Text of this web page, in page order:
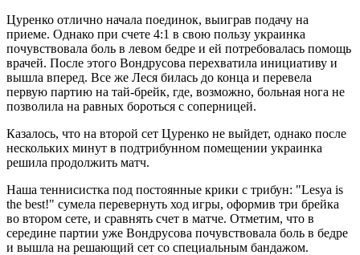
Цуренко отлично начала поединок, выиграв подачу на
приеме. Однако при счете 4:1 в свою пользу украинка
почувствовала боль в левом бедре и ей потребовалась помощь
врачей. После этого Вондрусова перехватила инициативу и
вышла вперед. Все же Леся билась до конца и перевела
первую партию на тай-брейк, где, возможно, больная нога не
позволила на равных бороться с соперницей.
Казалось, что на второй сет Цуренко не выйдет, однако после
нескольких минут в подтрибунном помещении украинка
решила продолжить матч.
Наша теннисистка под постоянные крики с трибун: "Lesya is
the best!" сумела перевернуть ход игры, оформив три брейка
во втором сете, и сравнять счет в матче. Отметим, что в
середине партии уже Вондрусова почувствовала боль в бедре
и вышла на решающий сет со специальным бандажом.